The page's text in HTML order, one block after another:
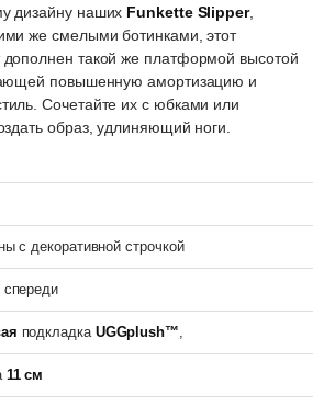
дизайну наших Funkette Slipper,
же смелыми ботинками, этот
такой же платформой высотой
повышенную амортизацию и
Сочетайте их с юбками или
образ, удлиняющий ноги.
с декоративной строчкой
подкладка UGGplush™,
11 см